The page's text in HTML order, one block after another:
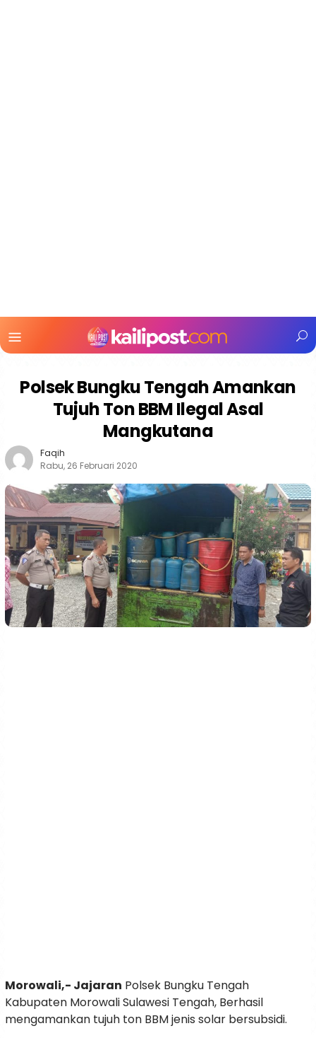
Mobile
Polsek Bungku Tengah Amankan
Tujuh Ton BBM Ilegal Asal
Mangkutana
Faqih
Rabu, 26 Februari 2020
Morowali,- Jajaran Polsek Bungku Tengah
Kabupaten Morowali Sulawesi Tengah, Berhasil
mengamankan tujuh ton BBM jenis solar bersubsidi.